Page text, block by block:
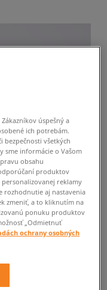
úspešný a
ich potrebám.
bezpečnosti všetkých
sme informácie o Vašom
obsahu
produktov
reklamy
rozhodnutie aj nastavenia
zmeniť, a to kliknutím na
ponuku produktov
„Odmietnuť
ochrany osobných